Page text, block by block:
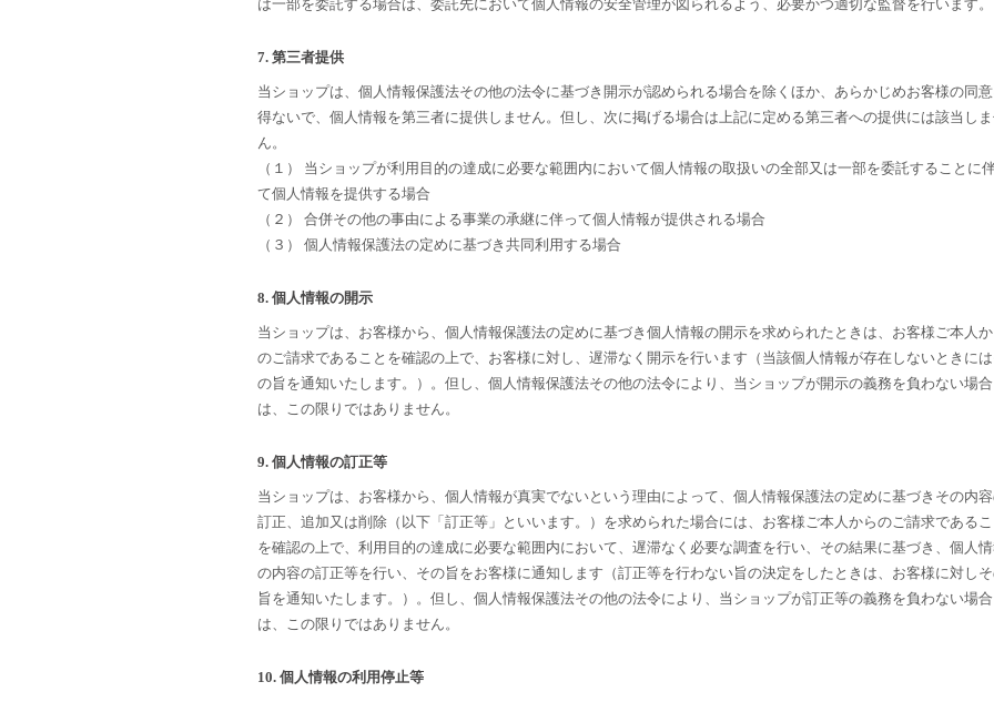
は一部を委託する場合は、委託先において個人情報の安全管理が図られるよう、必要かつ適切な監督を行います。
7. 第三者提供
当ショップは、個人情報保護法その他の法令に基づき開示が認められる場合を除くほか、あらかじめお客様の同
得ないで、個人情報を第三者に提供しません。但し、次に掲げる場合は上記に定める第三者への提供には該当し
ん。
（１） 当ショップが利用目的の達成に必要な範囲内において個人情報の取扱いの全部又は一部を委託することに
て個人情報を提供する場合
（２） 合併その他の事由による事業の承継に伴って個人情報が提供される場合
（３） 個人情報保護法の定めに基づき共同利用する場合
8. 個人情報の開示
当ショップは、お客様から、個人情報保護法の定めに基づき個人情報の開示を求められたときは、お客様ご本人か
のご請求であることを確認の上で、お客様に対し、遅滞なく開示を行います（当該個人情報が存在しないときに
の旨を通知いたします。）。但し、個人情報保護法その他の法令により、当ショップが開示の義務を負わない場合
は、この限りではありません。
9. 個人情報の訂正等
当ショップは、お客様から、個人情報が真実でないという理由によって、個人情報保護法の定めに基づきその内
訂正、追加又は削除（以下「訂正等」といいます。）を求められた場合には、お客様ご本人からのご請求であるこ
を確認の上で、利用目的の達成に必要な範囲内において、遅滞なく必要な調査を行い、その結果に基づき、個人
の内容の訂正等を行い、その旨をお客様に通知します（訂正等を行わない旨の決定をしたときは、お客様に対し
旨を通知いたします。）。但し、個人情報保護法その他の法令により、当ショップが訂正等の義務を負わない場合
は、この限りではありません。
10. 個人情報の利用停止等